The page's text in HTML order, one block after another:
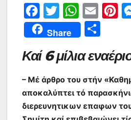
F
a
c
e
b
o
o
T
w
itt
er
W
h
at
s
A
p
p
E
m
ai
l
Pi
e
st
Share
ρ
α
σ
τε
Καί 6 μίλια
– Mέ άρθρο του στήν
αποκαλύπτει τό
διερευνητικων επαφων